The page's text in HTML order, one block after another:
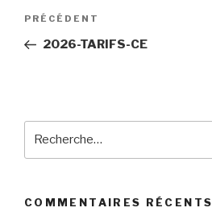
Navigation
l’article
Article
précédent
PRÉCÉDENT
2026-TARIFS-CE
COMMENTAIRES RÉCENTS